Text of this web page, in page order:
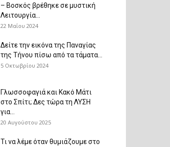
– Βοσκός βρέθηκε σε μυστική
Λειτουργία...
22 Μαΐου 2024
Δείτε την εικόνα της Παναγίας
της Τήνου πίσω από τα τάματα...
5 Οκτωβρίου 2024
Γλωσσοφαγιά και Κακό Μάτι
στο Σπίτι; Δες τώρα τη ΛΥΣΗ
για...
20 Αυγούστου 2025
Τι να λέμε όταν θυμιάζουμε στο